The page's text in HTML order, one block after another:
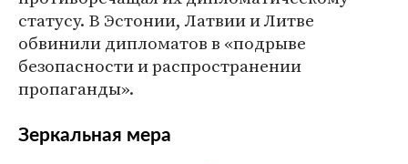
статусу. В Эстонии, Латвии и Литве
обвинили дипломатов в «подрыве
безопасности и распространении
пропаганды».
Зеркальная мера